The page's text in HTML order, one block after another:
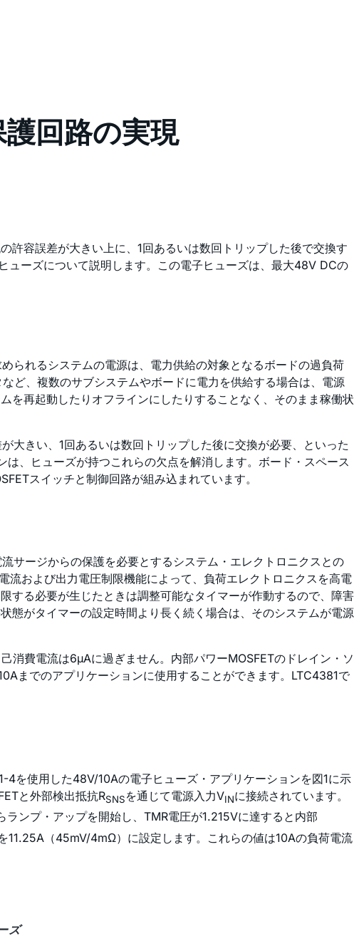
回路の実現
許容誤差が大きい上に、1回あるいは数回トリップした後で交換す
ューズについて説明します。この電子ヒューズは、最大48V DCの
られるシステムの電源は、電力供給の対象となるボードの過負荷
ど、複数のサブシステムやボードに電力を供給する場合は、電源
を再起動したりオフラインにしたりすることなく、そのまま稼働状
大きい、1回あるいは数回トリップした後に交換が必要、といった
、ヒューズが持つこれらの欠点を解消します。ボード・スペース
スイッチと制御回路が組み込まれています。
サージからの保護を必要とするシステム・エレクトロニクスとの
および出力電圧制限機能によって、負荷エレクトロニクスを高電
する必要が生じたときは調整可能なタイマーが作動するので、障害
態がタイマーの設定時間より長く続く場合は、そのシステムが電源
消費電流は6µAに過ぎません。内部パワーMOSFETのドレイン・ソ
までのアプリケーションに使用することができます。LTC4381で
を使用した48V/10Aの電子ヒューズ・アプリケーションを図1に示
と外部検出抵抗RSNSを通じて電源入力VINに接続されています。
ンプ・アップを開始し、TMR電圧が1.215Vに達すると内部
（45mV/4mΩ）に設定します。これらの値は10Aの負荷電流
ズ